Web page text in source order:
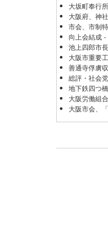
大坂町奉行
大阪府、神
市会、市制
向上会結成 -
池上四郎市
大阪市重要
善通寺俘虜
総評・社会
地下鉄四つ
大阪労働組
大阪市会、